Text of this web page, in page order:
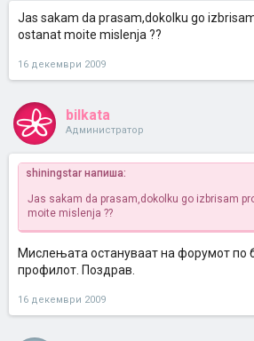
Jas sakam da prasam,dokolku go
ostanat moite mislenja ??
16 декември 2009
bilkata
Администратор
shiningstar напиша:
Jas sakam da prasam,dokolku go izbrisam
moite mislenja ??
Мислењата остануваат на форумот по
профилот. Поздрав.
16 декември 2009